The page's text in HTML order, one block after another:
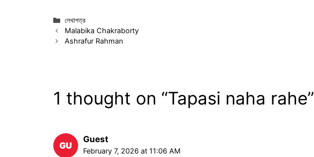
Categories
লেখাপত্র
Malabika Chakraborty
Ashrafur Rahman
1 thought on “Tapasi naha rahe”
Guest
February 7, 2026 at 11:06 AM